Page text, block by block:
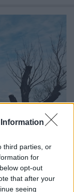
third parties, or
for
opt-out
that after your
seeing
in